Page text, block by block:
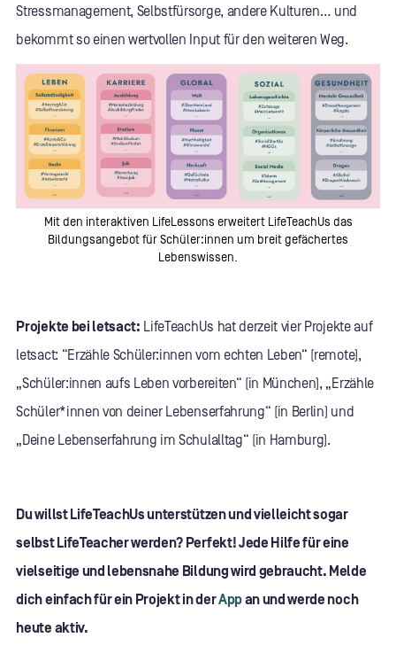
Stressmanagement, Selbstfürsorge, andere Kulturen… und
bekommt so einen wertvollen Input für den weiteren Weg.
Mit den interaktiven LifeLessons erweitert LifeTeachUs das
Bildungsangebot für Schüler:innen um breit gefächertes
Lebenswissen.
Projekte bei letsact: LifeTeachUs hat derzeit vier Projekte auf
letsact: “Erzähle Schüler:innen vom echten Leben“ (remote),
„Schüler:innen aufs Leben vorbereiten“ (in München), „Erzähle
Schüler*innen von deiner Lebenserfahrung“ (in Berlin) und
„Deine Lebenserfahrung im Schulalltag“ (in Hamburg).
Du willst LifeTeachUs unterstützen und vielleicht sogar
selbst LifeTeacher werden? Perfekt! Jede Hilfe für eine
vielseitige und lebensnahe Bildung wird gebraucht. Melde
dich einfach für ein Projekt in derAppan und werde noch
heute aktiv.